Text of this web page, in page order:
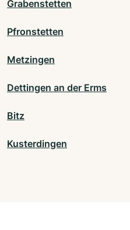
Grabenstetten
Pfronstetten
Metzingen
Dettingen an der Erms
Bitz
Kusterdingen